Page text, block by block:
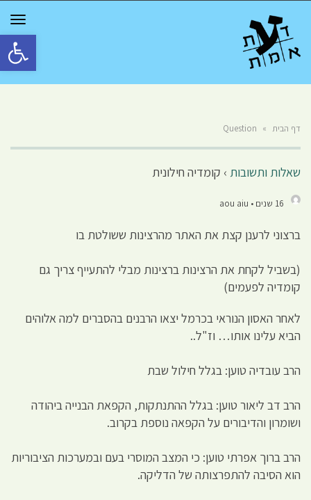
פתח
דף הבית »
Question
שאלות ותשובות › קומדיה חילונית
16 שנים • aou aiu
ברצוני לרענן קצת את האתר מהרצינות ששולטת בו
(בשביל לקחת את הרצינות ברצינות מבלי להתעייף צריך גם
קומדיה לפעמים)
לאחר האסון הנוראי בכרמל יצאו הרבנים בהסברים למה אלוהים
הביא עלינו אותו… וז"ל..
הרב עובדיה טוען: בגלל חילול שבת
הרב דב ליאור טוען: בגלל ההתנתקות, הקפאת הבנייה ביהודה
ושומרון והדיבורים על הקפאה נוספת בקרוב.
הרב ברוך אפרתי טוען: כי המצב המוסרי בעם ובמערכות הציבוריות
הוא הסיבה להתפרצותה של הדליקה.